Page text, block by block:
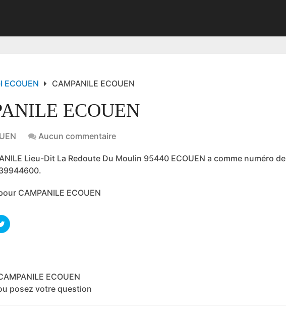
ECOUEN CAMPANILE ECOUEN
ECOUEN
Aucun commentaire
Lieu-Dit La Redoute Du Moulin 95440 ECOUEN a comme numéro de
CAMPANILE ECOUEN
ECOUEN
posez votre question